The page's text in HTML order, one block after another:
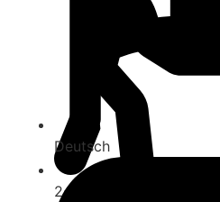
2-10
Deutsch